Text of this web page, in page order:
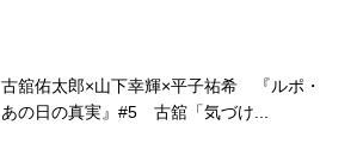
古舘佑太郎×山下幸輝×平子祐希 『ルポ・
あの日の真実』#5 古舘「気づけ...